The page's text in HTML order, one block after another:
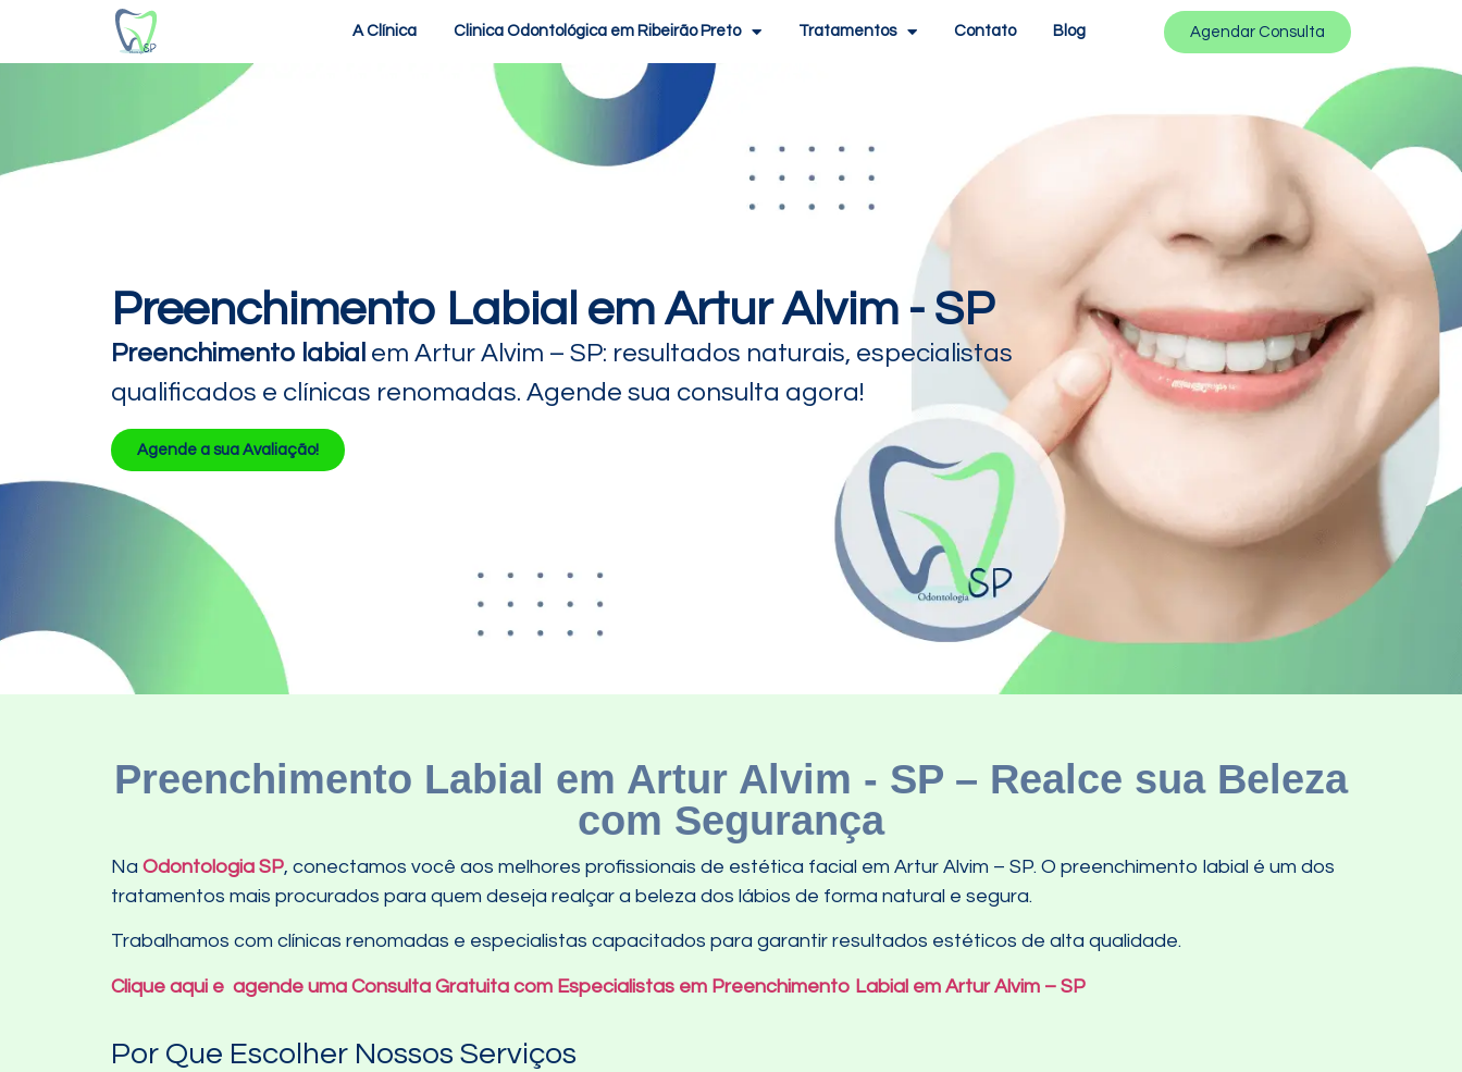
A Clínica Clinica Odontológica em Ribeirão Preto Tratamentos Contato Blog Agendar Consulta
Preenchimento Labial em Artur Alvim - SP
Preenchimento labial em Artur Alvim – SP: resultados naturais, especialistas
qualificados e clínicas renomadas. Agende sua consulta agora!
Agende a sua Avaliação!
Preenchimento Labial em Artur Alvim - SP – Realce sua Beleza
com Segurança
Na Odontologia SP, conectamos você aos melhores profissionais de estética facial em Artur Alvim – SP. O preenchimento labial é um dos
tratamentos mais procurados para quem deseja realçar a beleza dos lábios de forma natural e segura.
Trabalhamos com clínicas renomadas e especialistas capacitados para garantir resultados estéticos de alta qualidade.
Clique aqui e agende uma Consulta Gratuita com Especialistas em Preenchimento Labial em Artur Alvim – SP
Por Que Escolher Nossos Serviços